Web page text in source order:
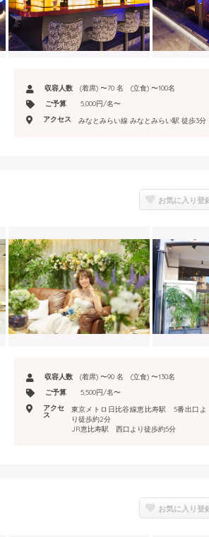
収容人数
(着席) 〜70 名 (立食) 〜100名
ご予算
5,000円/名〜
アクセス
みなとみらい線 みなとみらい駅 徒歩3分
お気に入り登
収容人数
(着席) 〜90 名 (立食) 〜130名
ご予算
5,500円/名〜
アクセ
ス
東京メトロ日比谷線恵比寿駅 5番出口よ
り徒歩約2分
JR恵比寿駅 西口より徒歩約5分
お気に入り登